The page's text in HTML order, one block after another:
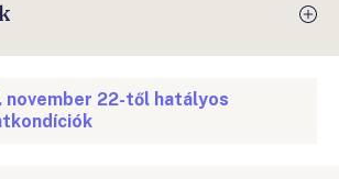
november 22-től hatályos